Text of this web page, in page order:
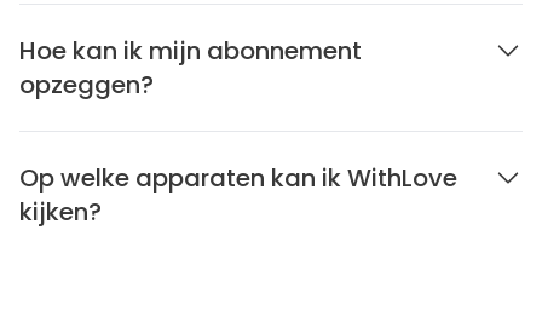
Hoe kan ik mijn abonnement
opzeggen?
Op welke apparaten kan ik WithLove
kijken?